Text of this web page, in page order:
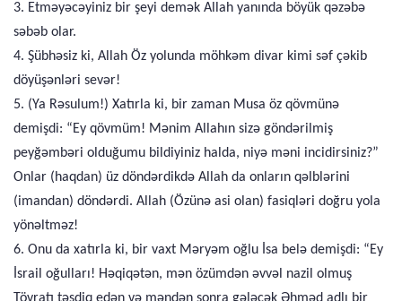
3. Etməyəcəyiniz bir şeyi demək Allah yanında böyük qəzəbə
səbəb olar.
4. Şübhəsiz ki, Allah Öz yolunda möhkəm divar kimi səf çəkib
döyüşənləri sevər!
5. (Ya Rəsulum!) Xatırla ki, bir zaman Musa öz qövmünə
demişdi: “Ey qövmüm! Mənim Allahın sizə göndərilmiş
peyğəmbəri olduğumu bildiyiniz halda, niyə məni incidirsiniz?”
Onlar (haqdan) üz döndərdikdə Allah da onların qəlblərini
(imandan) döndərdi. Allah (Özünə asi olan) fasiqləri doğru yola
yönəltməz!
6. Onu da xatırla ki, bir vaxt Məryəm oğlu İsa belə demişdi: “Ey
İsrail oğulları! Həqiqətən, mən özümdən əvvəl nazil olmuş